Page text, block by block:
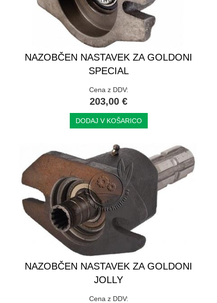
NAZOBČEN NASTAVEK ZA GOLDONI
SPECIAL
Cena z DDV:
203,00 €
DODAJ V KOŠARICO
NAZOBČEN NASTAVEK ZA GOLDONI
JOLLY
Cena z DDV: